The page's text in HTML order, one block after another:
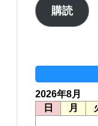
ア
ド
購読
2026年8月
日
月